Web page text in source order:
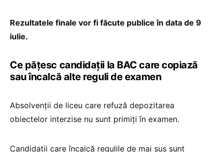
Rezultatele finale vor fi făcute publice în data de 9
iulie.
Ce pățesc candidații la BAC care copiază
sau încalcă alte reguli de examen
Absolvenții de liceu care refuză depozitarea
obiectelor interzise nu sunt primiți în examen.
Candidații care încalcă regulile de mai sus sunt